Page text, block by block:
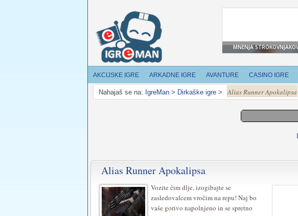
AKCIJSKE IGRE ARKADNE IGRE AVANTURE CASINO IGRE
Nahajaš se na: IgreMan > Dirkaške igre > Alias Runner Apokalipsa
Za
igranje
te
Alias Runner Apokalipsa
Vozite čim dlje, izogibajte se
zasledovalcem vročim na repu! Naj bo
vaše gorivo napolnjeno in se spretno